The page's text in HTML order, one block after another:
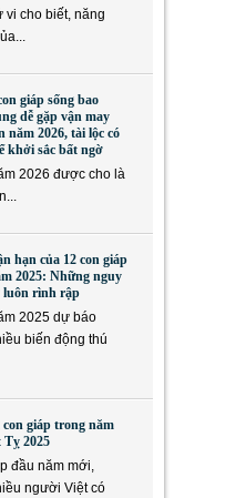
vi cho biết, năng
giáp sống bao
dễ gặp vận may
năm 2026, tài lộc có
khởi sắc bất ngờ
2026 được cho là
hạn của 12 con giáp
2025: Những nguy
luôn rình rập
2025 dự báo
biến động thú
con giáp trong năm
Tỵ 2025
đầu năm mới,
người Việt có